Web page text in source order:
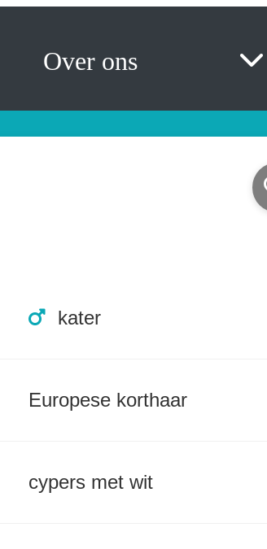
Over ons
kater
Europese korthaar
cypers met wit